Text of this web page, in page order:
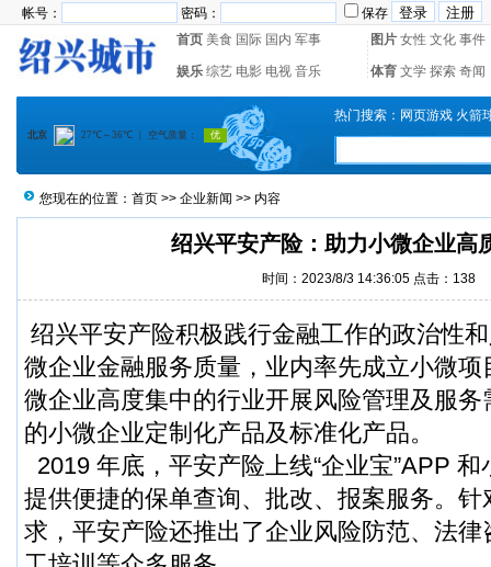
帐号： 密码：
保存
首页 美食 国际 国内 军事 图片 女性 文化 事件
娱乐 综艺 电影 电视 音乐 体育 文学 探索 奇闻
热门搜索： 网页游戏 火箭
您现在的位置： 首页 >> 企业新闻 >> 内容
绍兴平安产险：助力小微企业高
时间：2023/8/3 14:36:05 点击： 138
绍兴平安产险积极践行金融工作的政治性
微企业金融服务质量，业内率先成立小微
微企业高度集中的行业开展风险管理及服
的小微企业定制化产品及标准化产品。
2019 年底，平安产险上线“企业宝”APP
提供便捷的保单查询、批改、报案服务。
求，平安产险还推出了企业风险防范、法